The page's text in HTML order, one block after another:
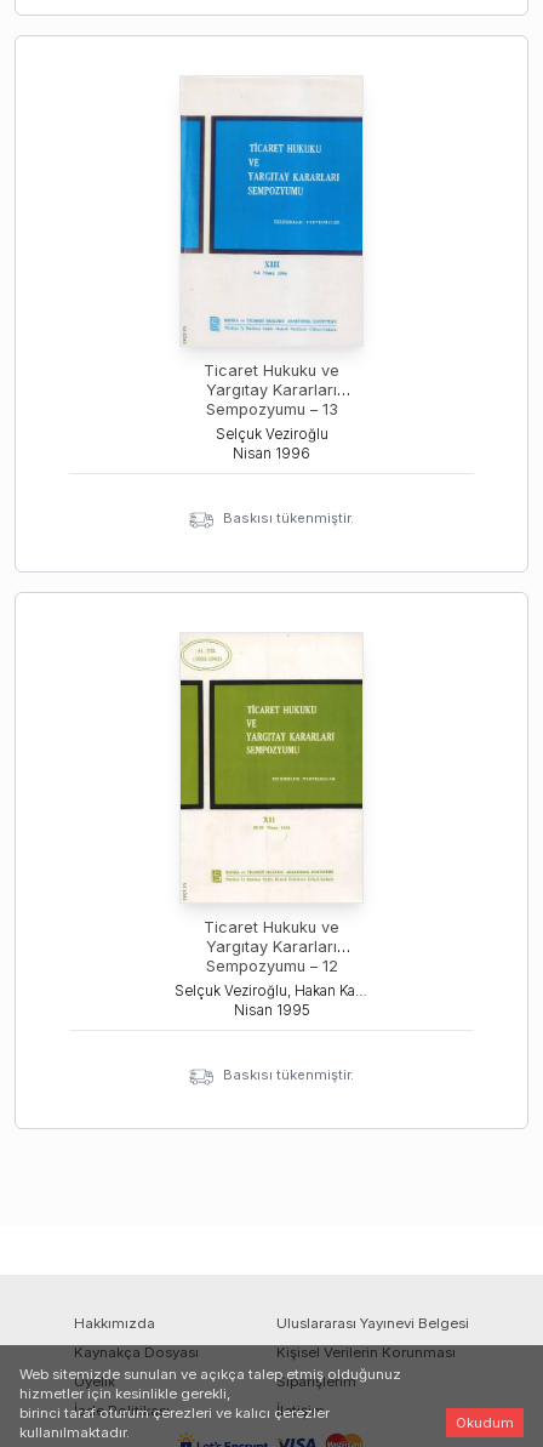
Ticaret Hukuku ve
Yargıtay Kararları
Sempozyumu – 13
Selçuk Veziroğlu
Nisan 1996
Baskısı tükenmiştir.
Ticaret Hukuku ve
Yargıtay Kararları
Sempozyumu – 12
Selçuk Veziroğlu, Hakan Karan
Nisan 1995
Baskısı tükenmiştir.
Hakkımızda
Uluslararası Yayınevi Belgesi
Kaynakça Dosyası
Kişisel Verilerin Korunması
Üyelik
Siparişlerim
İade Politikası
İletişim
Web sitemizde sunulan ve açıkça talep etmiş olduğunuz
hizmetler için kesinlikle gerekli,
birinci taraf oturum çerezleri ve kalıcı çerezler
kullanılmaktadır.
Okudum